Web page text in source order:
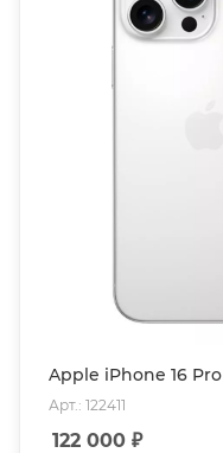
Apple iPhone 16
Арт.: 122411
122 000 ₽